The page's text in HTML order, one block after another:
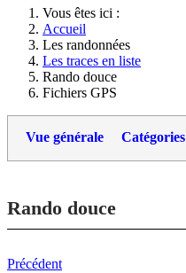
Vous êtes ici :
Accueil
Les randonnées
Les traces en liste
Rando douce
Fichiers GPS
Vue générale Catégories
Rando douce
Précédent